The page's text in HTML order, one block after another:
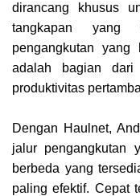
dirancang khusus
tangkapan yang
pengangkutan
adalah bagian dari
produktivitas
Dengan Haulnet,
jalur pengangkutan
berbeda yang
paling efektif. Cepat